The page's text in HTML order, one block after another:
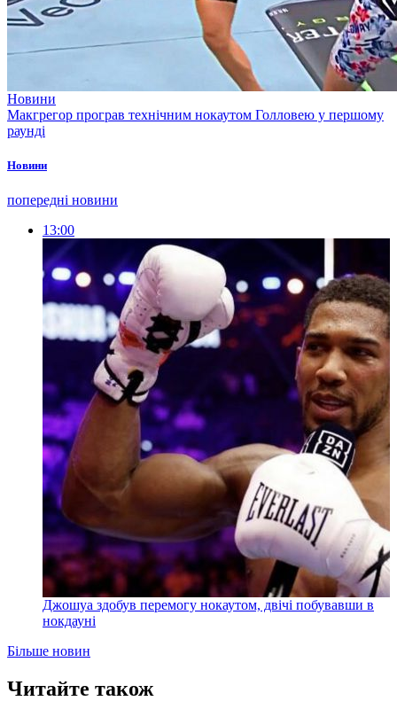
Новини
Макгрегор програв технічним нокаутом Голловею у першому
раунді
Новини
попередні новини
13:00
Джошуа здобув перемогу нокаутом, двічі побувавши в
нокдауні
Більше новин
Читайте також